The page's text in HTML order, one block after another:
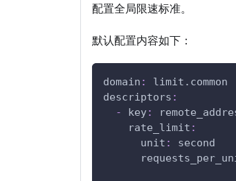
配置全局限速标准。
默认配置内容如下：
domain :
limit.common
descriptors :
-
key:
rate_limit :
unit :
second